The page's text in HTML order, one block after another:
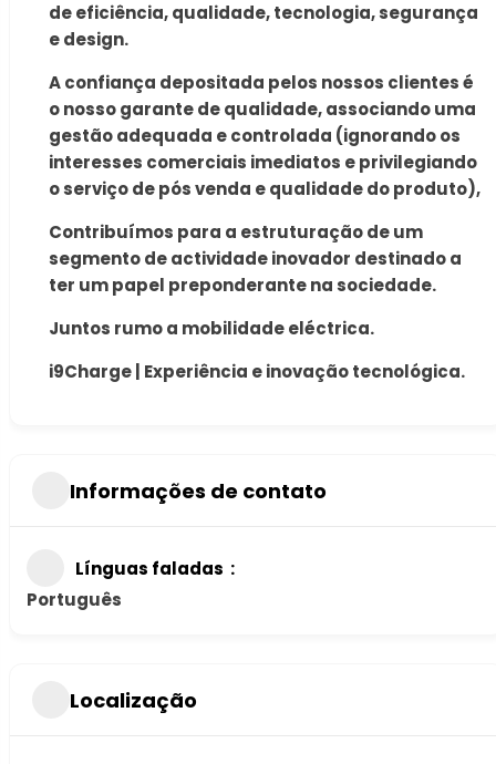
de eficiência, qualidade, tecnologia, segurança
e design.
A confiança depositada pelos nossos clientes é
o nosso garante de qualidade, associando uma
gestão adequada e controlada (ignorando os
interesses comerciais imediatos e privilegiando
o serviço de pós venda e qualidade do produto),
Contribuímos para a estruturação de um
segmento de actividade inovador destinado a
ter um papel preponderante na sociedade.
Juntos rumo a mobilidade eléctrica.
i9Charge | Experiência e inovação tecnológica.
Informações de contato
Línguas faladas
Português
Localização